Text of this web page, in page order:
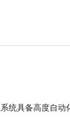
统具备高度自动